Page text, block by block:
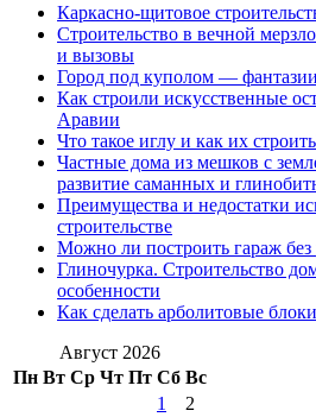
Каркасно-щитовое
Строительство в вечной
и вызовы
Город под куполом —
Как строили искусственные
Аравии
Что такое иглу и как их
Частные дома из мешков с
развитие саманных и
Преимущества и недостатки
строительстве
Можно ли построить гараж без
Глиночурка. Строительство
особенности
Как сделать арболитовые
Август 2026
Пн Вт Ср Чт Пт Сб Вс
1
2